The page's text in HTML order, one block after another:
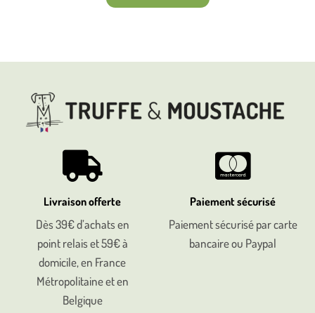
Livraison offerte
Dès 39€ d’achats en
point relais et 59€ à
domicile, en France
Métropolitaine et en
Belgique
Paiement sécurisé
Paiement sécurisé par carte
bancaire ou Paypal